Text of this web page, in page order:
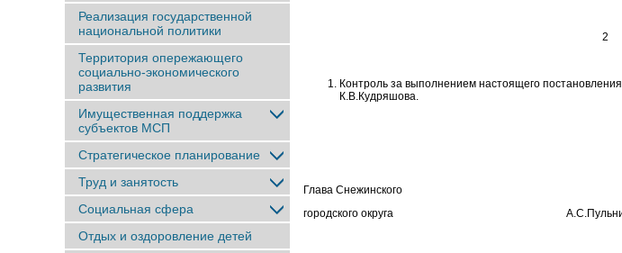
Реализация государственной
национальной политики
Территория опережающего
социально-экономического
развития
Имущественная поддержка
субъектов МСП
Стратегическое планирование
Труд и занятость
Социальная сфера
Отдых и оздоровление детей
2
Контроль за выполнением настоящего
К.В.Кудряшова.
Глава Снежинского
городского округа